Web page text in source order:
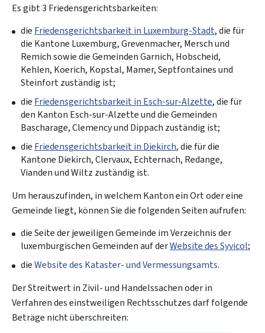
Es gibt 3 Friedensgerichtsbarkeiten:
die Friedensgerichtsbarkeit in Luxemburg-Stadt, die für
die Kantone Luxemburg, Grevenmacher, Mersch und
Remich sowie die Gemeinden Garnich, Hobscheid,
Kehlen, Koerich, Kopstal, Mamer, Septfontaines und
Steinfort zuständig ist;
die Friedensgerichtsbarkeit in Esch-sur-Alzette, die für
den Kanton Esch-sur-Alzette und die Gemeinden
Bascharage, Clemency und Dippach zuständig ist;
die Friedensgerichtsbarkeit in Diekirch, die für die
Kantone Diekirch, Clervaux, Echternach, Redange,
Vianden und Wiltz zuständig ist.
Um herauszufinden, in welchem Kanton ein Ort oder eine
Gemeinde liegt, können Sie die folgenden Seiten aufrufen:
die Seite der jeweiligen Gemeinde im Verzeichnis der
luxemburgischen Gemeinden auf derWebsite des Syvicol;
dieWebsite des Kataster- und Vermessungsamts.
Der Streitwert in Zivil- und Handelssachen oder in
Verfahren des einstweiligen Rechtsschutzes darf folgende
Beträge nicht überschreiten: